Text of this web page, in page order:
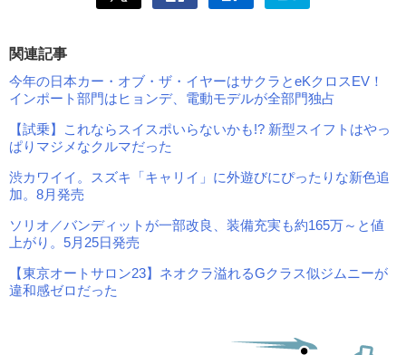
関連記事
今年の日本カー・オブ・ザ・イヤーはサクラとeKクロスEV！
インポート部門はヒョンデ、電動モデルが全部門独占
【試乗】これならスイスポいらないかも!? 新型スイフトはやっ
ぱりマジメなクルマだった
渋カワイイ。スズキ「キャリイ」に外遊びにぴったりな新色追
加。8月発売
ソリオ／バンディットが一部改良、装備充実も約165万～と値
上がり。5月25日発売
【東京オートサロン23】ネオクラ溢れるGクラス似ジムニーが
違和感ゼロだった